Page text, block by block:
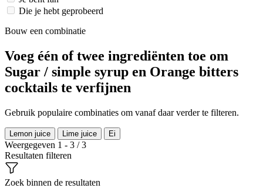
Die je hebt geprobeerd
Bouw een combinatie
Voeg één of twee ingrediënten toe om
Sugar / simple syrup en Orange bitters
cocktails te verfijnen
Gebruik populaire combinaties om vanaf daar verder te filteren.
Lemon juice Lime juice Ei
Weergegeven 1 - 3 / 3
Resultaten filteren
Zoek binnen de resultaten